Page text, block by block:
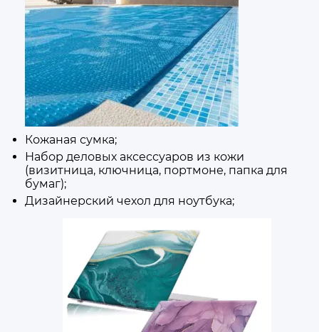
Кожаная сумка;
Набор деловых аксессуаров из кожи
(визитница, ключница, портмоне, папка для
бумаг);
Дизайнерский чехол для ноутбука;